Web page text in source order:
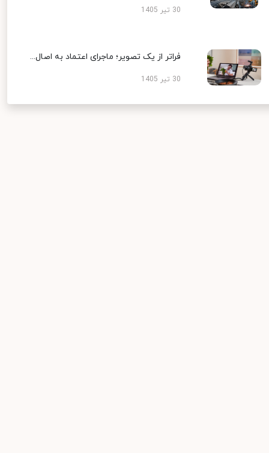
30 تیر 1405
فراتر از یک تصویر؛ ماجرای اعتماد به اصال...
30 تیر 1405